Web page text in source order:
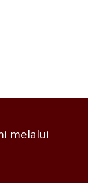
melalui